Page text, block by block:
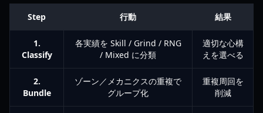
Step 行動 結果
1.
Classify
各実績を Skill / Grind / RNG
/ Mixed に分類
適切な心構
えを選べる
2.
Bundle
ゾーン／メカニクスの重複で
グループ化
重複周回を
削減